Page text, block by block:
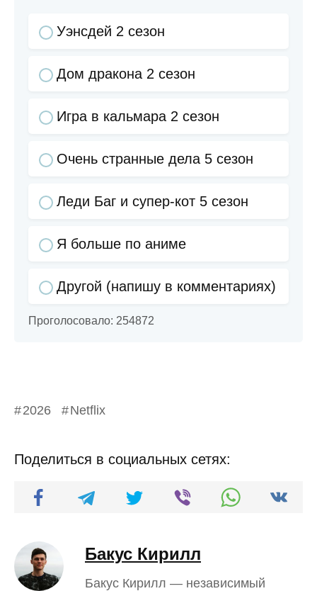
Уэнсдей 2 сезон
Дом дракона 2 сезон
Игра в кальмара 2 сезон
Очень странные дела 5 сезон
Леди Баг и супер-кот 5 сезон
Я больше по аниме
Другой (напишу в комментариях)
Проголосовало: 254872
2026 Netflix
Поделиться в социальных сетях:
Бакус Кирилл
Бакус Кирилл — независимый